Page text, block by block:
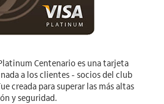
Centenario es una tarjeta
a los clientes - socios del club
creada para superar las más altas
y seguridad.